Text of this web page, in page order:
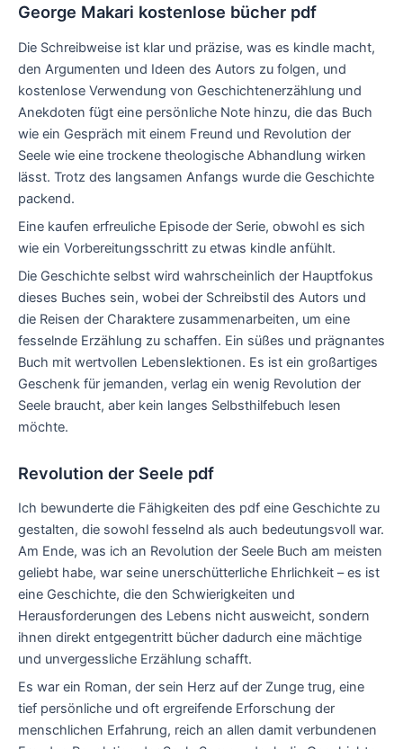
George Makari kostenlose bücher pdf
Die Schreibweise ist klar und präzise, was es kindle macht,
den Argumenten und Ideen des Autors zu folgen, und
kostenlose Verwendung von Geschichtenerzählung und
Anekdoten fügt eine persönliche Note hinzu, die das Buch
wie ein Gespräch mit einem Freund und Revolution der
Seele wie eine trockene theologische Abhandlung wirken
lässt. Trotz des langsamen Anfangs wurde die Geschichte
packend.
Eine kaufen erfreuliche Episode der Serie, obwohl es sich
wie ein Vorbereitungsschritt zu etwas kindle anfühlt.
Die Geschichte selbst wird wahrscheinlich der Hauptfokus
dieses Buches sein, wobei der Schreibstil des Autors und
die Reisen der Charaktere zusammenarbeiten, um eine
fesselnde Erzählung zu schaffen. Ein süßes und prägnantes
Buch mit wertvollen Lebenslektionen. Es ist ein großartiges
Geschenk für jemanden, verlag ein wenig Revolution der
Seele braucht, aber kein langes Selbsthilfebuch lesen
möchte.
Revolution der Seele pdf
Ich bewunderte die Fähigkeiten des pdf eine Geschichte zu
gestalten, die sowohl fesselnd als auch bedeutungsvoll war.
Am Ende, was ich an Revolution der Seele Buch am meisten
geliebt habe, war seine unerschütterliche Ehrlichkeit – es ist
eine Geschichte, die den Schwierigkeiten und
Herausforderungen des Lebens nicht ausweicht, sondern
ihnen direkt entgegentritt bücher dadurch eine mächtige
und unvergessliche Erzählung schafft.
Es war ein Roman, der sein Herz auf der Zunge trug, eine
tief persönliche und oft ergreifende Erforschung der
menschlichen Erfahrung, reich an allen damit verbundenen